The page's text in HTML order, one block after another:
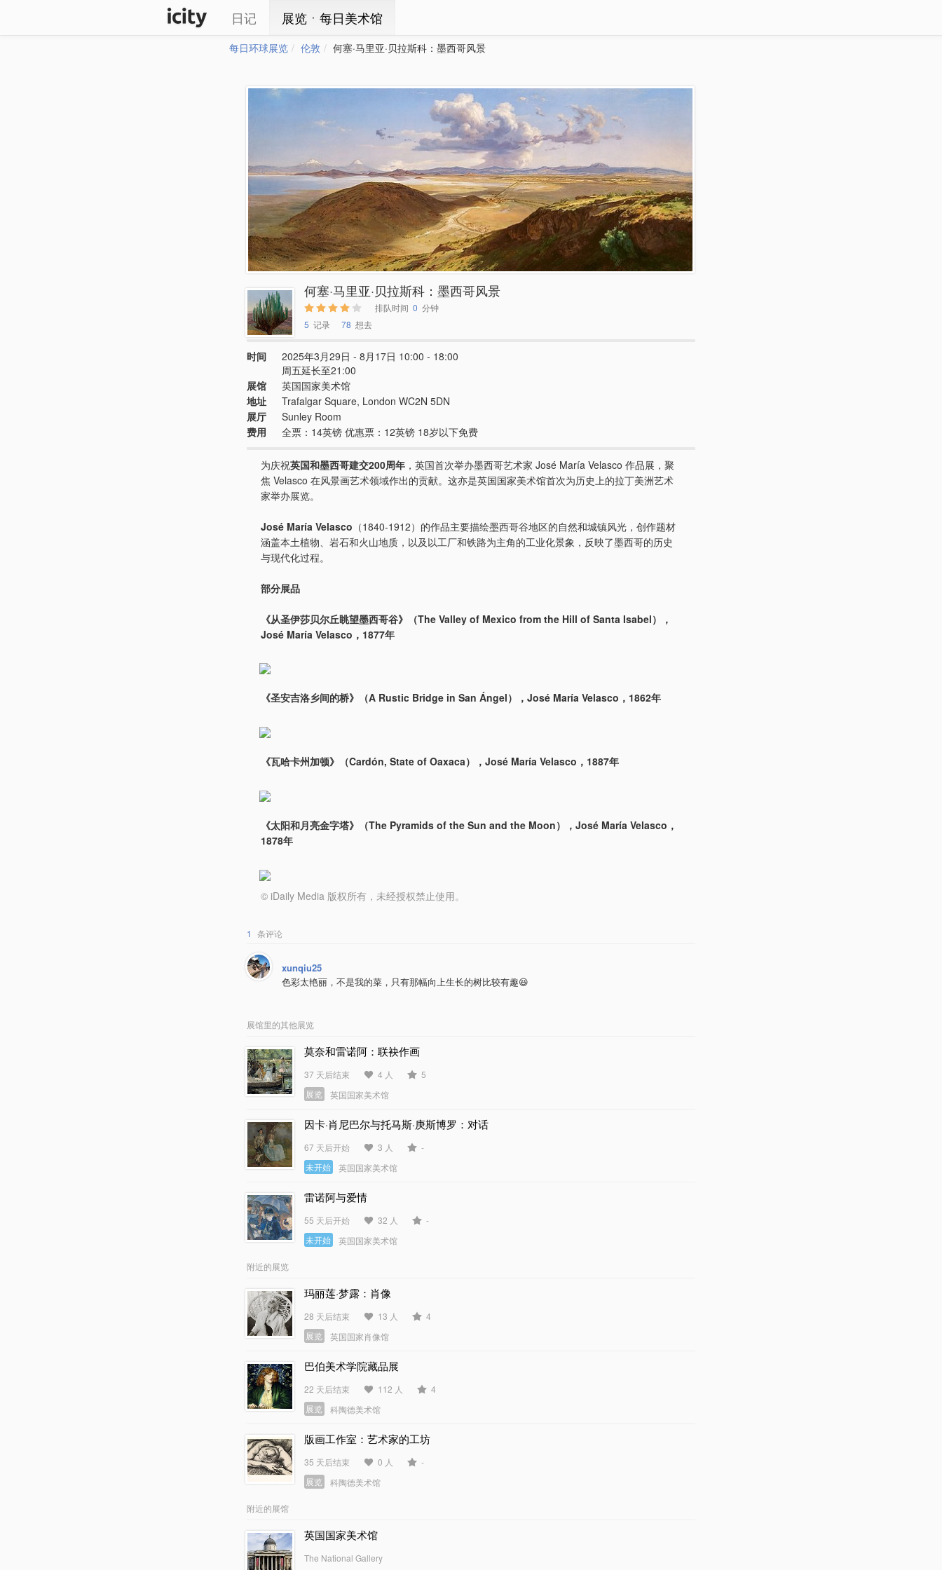
日记 展览ㆍ每日美术馆
每日环球展览 伦敦 何塞·马里亚·贝拉斯科：墨西哥风景
何塞·马里亚·贝拉斯科：墨西哥风景
排队时间 0 分钟
5 记录 78 想去
时间
2025年3月29日 - 8月17日 10:00 - 18:00
周五延长至21:00
展馆
英国国家美术馆
地址
Trafalgar Square, London WC2N 5DN
展厅
Sunley Room
费用
全票：14英镑 优惠票：12英镑 18岁以下免费
为庆祝英国和墨西哥建交200周年 ，英国首次举办墨西哥艺术家 José María Velasco 作品展，聚
焦 Velasco 在风景画艺术领域作出的贡献。这亦是英国国家美术馆首次为历史上的拉丁美洲艺术
家举办展览。
José María Velasco （1840-1912）的作品主要描绘墨西哥谷地区的自然和城镇风光，创作题材
涵盖本土植物、岩石和火山地质，以及以工厂和铁路为主角的工业化景象，反映了墨西哥的历史
与现代化过程。
部分展品
《从圣伊莎贝尔丘眺望墨西哥谷》（The Valley of Mexico from the Hill of Santa Isabel），
José María Velasco，1877年
《圣安吉洛乡间的桥》（A Rustic Bridge in San Ángel），José María Velasco，1862年
《瓦哈卡州加顿》（Cardón, State of Oaxaca），José María Velasco，1887年
《太阳和月亮金字塔》（The Pyramids of the Sun and the Moon），José María Velasco，
1878年
© iDaily Media 版权所有，未经授权禁止使用。
1 条评论
xunqiu25
色彩太艳丽，不是我的菜，只有那幅向上生长的树比较有趣😆
展馆里的其他展览
莫奈和雷诺阿：联袂作画
37 天后结束 4 人
5
展览
英国国家美术馆
因卡·肖尼巴尔与托马斯·庚斯博罗：对话
67 天后开始 3 人
-
未开始
英国国家美术馆
雷诺阿与爱情
55 天后开始 32 人
-
未开始
英国国家美术馆
附近的展览
玛丽莲·梦露：肖像
28 天后结束 13 人
4
展览
英国国家肖像馆
巴伯美术学院藏品展
22 天后结束 112 人
4
展览
科陶德美术馆
版画工作室：艺术家的工坊
35 天后结束 0 人
-
展览
科陶德美术馆
附近的展馆
英国国家美术馆
The National Gallery